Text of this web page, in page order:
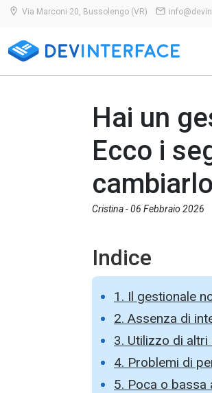
Via Marconi 20, Bussolengo (VR)
Hai un
Ecco i
cambiarlo
Cristina -06 Febbraio 2026
Indice
1. Il gestionale
2. Assenza di
3. Utilizzo di
4. Problemi di
5. Poca o bassa